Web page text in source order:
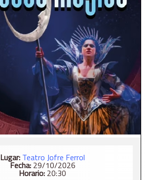
Lugar: Teatro Jofre Ferrol
Fecha:29/10/2026
Horario: 20:30